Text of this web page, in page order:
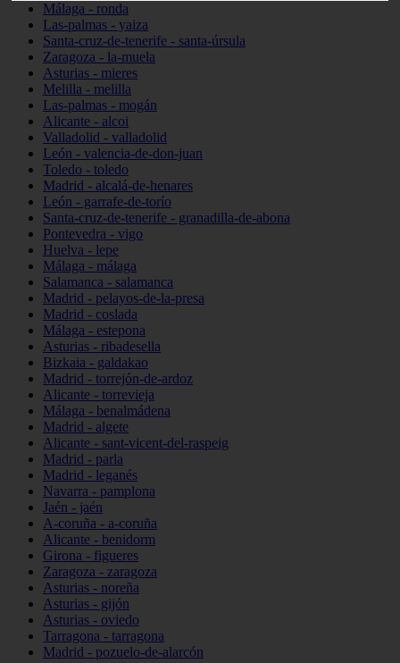
Málaga - ronda
Las-palmas - yaiza
Santa-cruz-de-tenerife - santa-úrsula
Zaragoza - la-muela
Asturias - mieres
Melilla - melilla
Las-palmas - mogán
Alicante - alcoi
Valladolid - valladolid
León - valencia-de-don-juan
Toledo - toledo
Madrid - alcalá-de-henares
León - garrafe-de-torío
Santa-cruz-de-tenerife - granadilla-de-abona
Pontevedra - vigo
Huelva - lepe
Málaga - málaga
Salamanca - salamanca
Madrid - pelayos-de-la-presa
Madrid - coslada
Málaga - estepona
Asturias - ribadesella
Bizkaia - galdakao
Madrid - torrejón-de-ardoz
Alicante - torrevieja
Málaga - benalmádena
Madrid - algete
Alicante - sant-vicent-del-raspeig
Madrid - parla
Madrid - leganés
Navarra - pamplona
Jaén - jaén
A-coruña - a-coruña
Alicante - benidorm
Girona - figueres
Zaragoza - zaragoza
Asturias - noreña
Asturias - gijón
Asturias - oviedo
Tarragona - tarragona
Madrid - pozuelo-de-alarcón